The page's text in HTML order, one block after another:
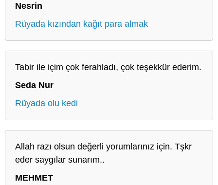
Nesrin
Rüyada kızından kağıt para almak
Tabir ile içim çok ferahladı, çok teşekkür ederim.
Seda Nur
Rüyada olu kedi
Allah razı olsun değerli yorumlarınız için. Tşkr
eder saygılar sunarım..
MEHMET